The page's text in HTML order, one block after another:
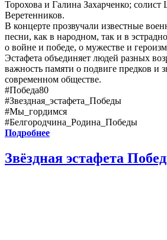
Торохова и Галина Захарченко;
Веретенников.
В концерте прозвучали известные
песни, как в народном, так и в
о войне и победе, о мужестве и
Эстафета объединяет людей разных
важность памяти о подвиге предков и
современном обществе.
#Победа80
#Звездная_эстафета_Победы
#Мы_гордимся
#Белгородчина_Родина_Победы
Подробнее
Звёздная эстафета